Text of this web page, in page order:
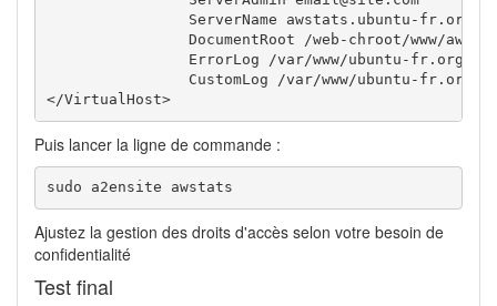
</VirtualHost>
Puis lancer la ligne de commande :
sudo a2ensite awstats
Ajustez la gestion des droits d'accès selon votre besoin de
confidentialité
Test final